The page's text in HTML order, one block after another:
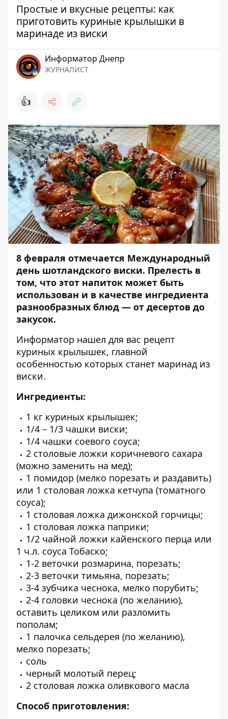
Простые и вкусные рецепты: как
приготовить куриные крылышки в
маринаде из виски
Информатор Днепр
ЖУРНАЛИСТ
👍
8 февраля отмечается Международный
день шотландского виски. Прелесть в
том, что этот напиток может быть
использован и в качестве ингредиента
разнообразных блюд — от десертов до
закусок.
Информатор нашел для вас рецепт
куриных крылышек, главной
особенностью которых станет маринад из
виски.
Ингредиенты:
1 кг куриных крылышек;
1/4 – 1/3 чашки виски;
1/4 чашки соевого соуса;
2 столовые ложки коричневого сахара
(можно заменить на мед);
1 помидор (мелко порезать и раздавить)
или 1 столовая ложка кетчупа (томатного
соуса);
1 столовая ложка дижонской горчицы;
1 столовая ложка паприки;
1/2 чайной ложки кайенского перца или
1 ч.л. соуса Тобаско;
1-2 веточки розмарина, порезать;
2-3 веточки тимьяна, порезать;
3-4 зубчика чеснока, мелко порубить;
2-4 головки чеснока (по желанию),
оставить целиком или разломить
пополам;
1 палочка сельдерея (по желанию),
мелко порезать;
соль
черный молотый перец;
2 столовая ложка оливкового масла
Способ приготовления: